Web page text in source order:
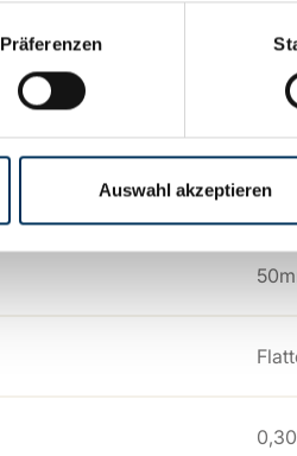
Präferenzen
Auswahl akzeptieren